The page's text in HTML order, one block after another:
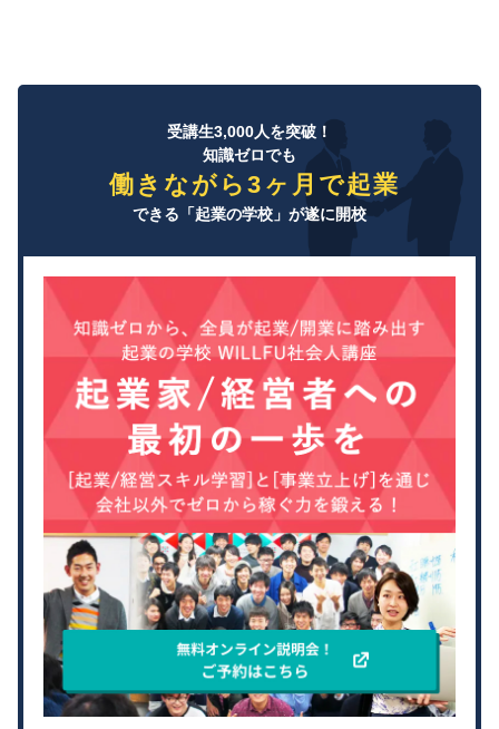
受講生3,000人を突破！
知識ゼロでも
働きながら3ヶ月で起業
できる「起業の学校」が遂に開校